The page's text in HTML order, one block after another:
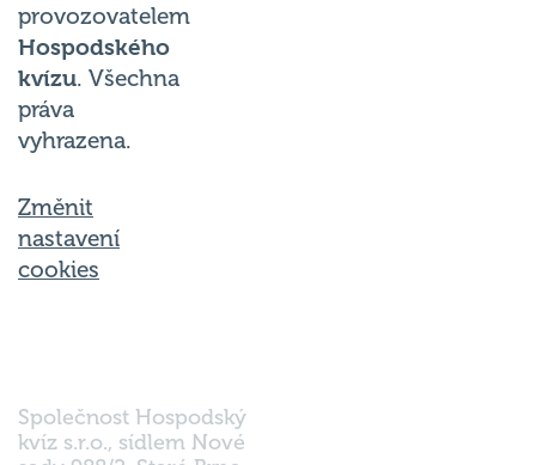
provozovatelem
Hospodského
kvízu. Všechna
práva
vyhrazena.
Změnit
nastavení
cookies
Společnost Hospodský
kvíz s.r.o., sídlem Nové